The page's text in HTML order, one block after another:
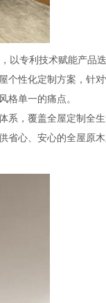
以专利技术赋能产品
个性化定制方案，针
格单一的痛点。
系，覆盖全屋定制全
省心、安心的全屋原